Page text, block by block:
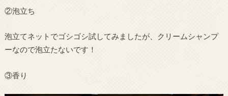
②泡立ち
泡立てネットでゴシゴシ試してみましたが、クリームシャンプ
ーなので泡立たないです！
③香り